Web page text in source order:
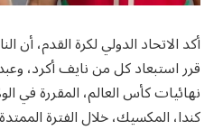
أكد الاتحاد الدولي لكرة القدم،
قرر استبعاد كل من نايف أكرد،
نهائيات كأس العالم، المقررة في